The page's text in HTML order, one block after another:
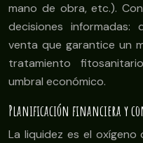
mano de obra, etc.).
decisiones
venta que garantice un
tratamiento
umbral económico.
Planificación financiera y
La liquidez es el oxígeno